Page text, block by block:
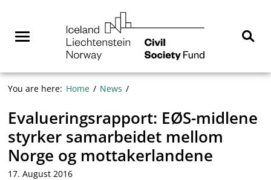
contentMenuNorway
You are here: Home News
Evalueringsrapport: EØS-midlene
styrker samarbeidet mellom
Norge og mottakerlandene
17. August 2016